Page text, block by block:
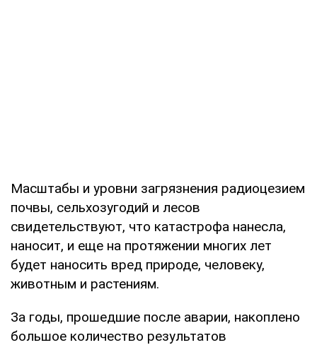
Масштабы и уровни загрязнения радиоцезием
почвы, сельхозугодий и лесов
свидетельствуют, что катастрофа нанесла,
наносит, и еще на протяжении многих лет
будет наносить вред природе, человеку,
животным и растениям.
За годы, прошедшие после аварии, накоплено
большое количество результатов